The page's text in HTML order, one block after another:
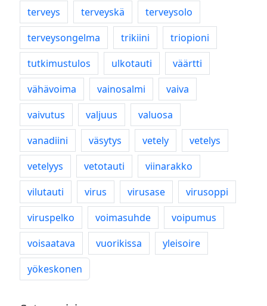
terveys
terveyskä
terveysolo
terveysongelma
trikiini
triopioni
tutkimustulos
ulkotauti
väärtti
vähävoima
vainosalmi
vaiva
vaivutus
valjuus
valuosa
vanadiini
väsytys vetely
vetelys
vetelyys
vetotauti
viinarakko
vilutauti
virus virusase
virusoppi
viruspelko
voimasuhde
voipumus
voisaatava
vuorikissa
yleisoire
yökeskonen